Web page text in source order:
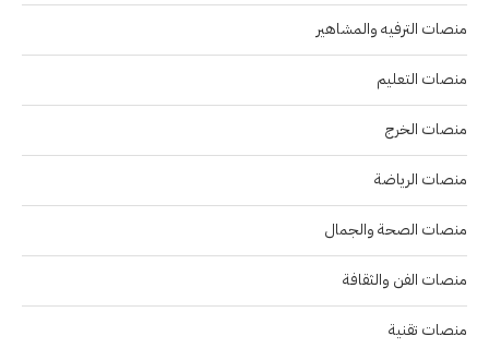
منصات الترفيه والمشاهير
منصات التعليم
منصات الخرج
منصات الرياضة
منصات الصحة والجمال
منصات الفن والثقافة
منصات تقنية